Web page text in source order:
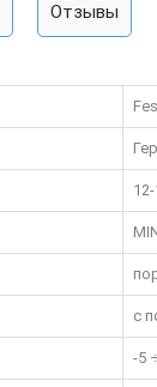
Отзывы
с
-5